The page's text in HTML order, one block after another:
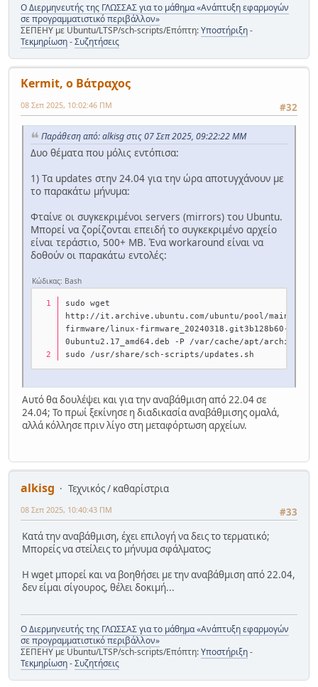
Ο Διερμηνευτής της ΓΛΩΣΣΑΣ για το μάθημα «Ανάπτυξη εφαρμογών
σε προγραμματιστικό περιβάλλον»
ΣΕΠΕΗΥ με Ubuntu/LTSP/sch-scripts/Επόπτη:Υποστήριξη-
Τεκμηρίωση-Συζητήσεις
Kermit, ο Βάτραχος
#32
08 Σεπ 2025, 10:02:46 ΠΜ
Παράθεση από: alkisg στις 07 Σεπ 2025, 09:22:22 ΜΜ
Δυο θέματα που μόλις εντόπισα:
1) Τα updates στην 24.04 για την ώρα αποτυγχάνουν με
το παρακάτω μήνυμα:
Φταίνε οι συγκεκριμένοι servers (mirrors) του Ubuntu.
Μπορεί να ζορίζονται επειδή το συγκεκριμένο αρχείο
είναι τεράστιο, 500+ MB. Ένα workaround είναι να
δοθούν οι παρακάτω εντολές:
Κώδικας: Bash
sudo wget
http://it.archive.ubuntu.com/ubuntu/pool/main/l/
firmware/linux-firmware_20240318.git3b128b60-
0ubuntu2.17_amd64.deb -P /var/cache/apt/archives
sudo /usr/share/sch-scripts/updates.sh
Αυτό θα δουλέψει και για την αναβάθμιση από 22.04 σε
24.04; Το πρωί ξεκίνησε η διαδικασία αναβάθμισης ομαλά,
αλλά κόλλησε πριν λίγο στη μεταφόρτωση αρχείων.
alkisg
Τεχνικός / καθαρίστρια
#33
08 Σεπ 2025, 10:40:43 ΠΜ
Κατά την αναβάθμιση, έχει επιλογή να δεις το τερματικό;
Μπορείς να στείλεις το μήνυμα σφάλματος;
Η wget μπορεί και να βοηθήσει με την αναβάθμιση από 22.04,
δεν είμαι σίγουρος, θέλει δοκιμή...
Ο Διερμηνευτής της ΓΛΩΣΣΑΣ για το μάθημα «Ανάπτυξη εφαρμογών
σε προγραμματιστικό περιβάλλον»
ΣΕΠΕΗΥ με Ubuntu/LTSP/sch-scripts/Επόπτη:Υποστήριξη-
Τεκμηρίωση-Συζητήσεις